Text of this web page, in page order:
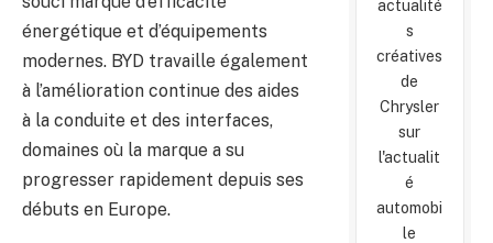
énergétique et d’équipements
modernes. BYD travaille également
à l’amélioration continue des aides
à la conduite et des interfaces,
domaines où la marque a su
progresser rapidement depuis ses
débuts en Europe.
actualité
s
créatives
de
Chrysler
sur
l'actualit
é
automobi
le